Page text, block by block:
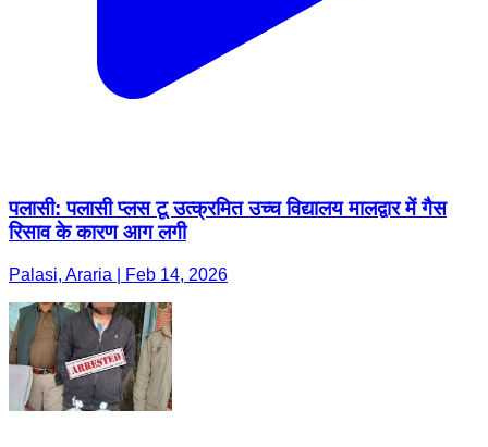
पलासी: पलासी प्लस टू उत्क्रमित उच्च विद्यालय मालद्वार में गैस
रिसाव के कारण आग लगी
Palasi, Araria | Feb 14, 2026